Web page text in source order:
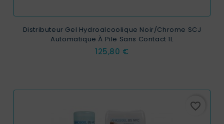
Distributeur Gel Hydroalcoolique Noir/Chrome SCJ
Automatique À Pile Sans Contact 1L
Prix
125,80 €
favorite_border